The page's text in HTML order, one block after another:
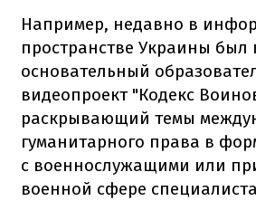
Например, недавно в
пространстве Украины был
основательный
видеопроект "Кодекс
раскрывающий темы
гуманитарного права в
с военнослужащими или
военной сфере